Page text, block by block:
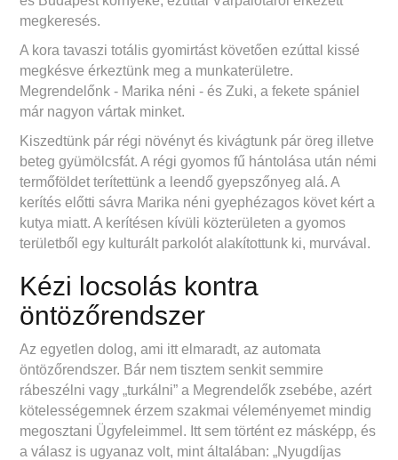
megkeresés.
A kora tavaszi totális gyomirtást követően ezúttal kissé
megkésve érkeztünk meg a munkaterületre.
Megrendelőnk - Marika néni - és Zuki, a fekete spániel
már nagyon vártak minket.
Kiszedtünk pár régi növényt és kivágtunk pár öreg illetve
beteg gyümölcsfát. A régi gyomos fű hántolása után némi
termőföldet terítettünk a leendő gyepszőnyeg alá. A
kerítés előtti sávra Marika néni gyephézagos követ kért a
kutya miatt. A kerítésen kívüli közterületen a gyomos
területből egy kulturált parkolót alakítottunk ki, murvával.
Kézi locsolás kontra
öntözőrendszer
Az egyetlen dolog, ami itt elmaradt, az automata
öntözőrendszer. Bár nem tisztem senkit semmire
rábeszélni vagy „turkálni” a Megrendelők zsebébe, azért
kötelességemnek érzem szakmai véleményemet mindig
megosztani Ügyfeleimmel. Itt sem történt ez másképp, és
a válasz is ugyanaz volt, mint általában: „Nyugdíjas